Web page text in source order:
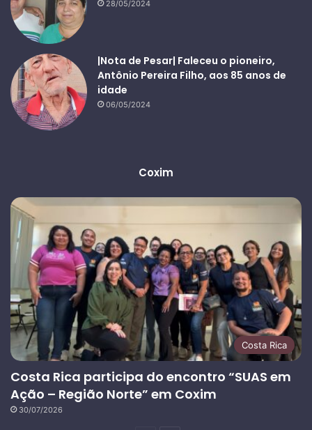
28/05/2024
|Nota de Pesar| Faleceu o pioneiro,
Antônio Pereira Filho, aos 85 anos de
idade
06/05/2024
Coxim
Costa Rica
Costa Rica participa do encontro “SUAS em
Ação – Região Norte” em Coxim
30/07/2026